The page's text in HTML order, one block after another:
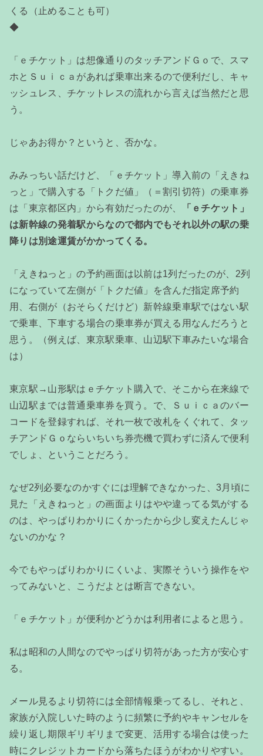
くる（止めることも可）
◆
「ｅチケット」は想像通りのタッチアンドＧｏで、スマ
ホとＳｕｉｃａがあれば乗車出来るので便利だし、キャ
ッシュレス、チケットレスの流れから言えば当然だと思
う。
じゃあお得か？というと、否かな。
みみっちい話だけど、「ｅチケット」導入前の「えきね
っと」で購入する「トクだ値」（＝割引切符）の乗車券
は「東京都区内」から有効だったのが、
「ｅチケット」
は新幹線の発着駅からなので都内でもそれ以外の駅の乗
降りは別途運賃がかかってくる。
「えきねっと」の予約画面は以前は1列だったのが、2列
になっていて左側が「トクだ値」を含んだ指定席予約
用、右側が（おそらくだけど）新幹線乗車駅ではない駅
で乗車、下車する場合の乗車券が買える用なんだろうと
思う。（例えば、東京駅乗車、山辺駅下車みたいな場合
は）
東京駅→山形駅はｅチケット購入で、そこから在来線で
山辺駅までは普通乗車券を買う。で、Ｓｕｉｃａのバー
コードを登録すれば、それ一枚で改札をくぐれて、タッ
チアンドＧｏならいちいち券売機で買わずに済んで便利
でしょ、ということだろう。
なぜ2列必要なのかすぐには理解できなかった、3月頃に
見た「えきねっと」の画面よりはやや違ってる気がする
のは、やっぱりわかりにくかったから少し変えたんじゃ
ないのかな？
今でもやっぱりわかりにくいよ、実際そういう操作をや
ってみないと、こうだよとは断言できない。
「ｅチケット」が便利かどうかは利用者によると思う。
私は昭和の人間なのでやっぱり切符があった方が安心す
る。
メール見るより切符には全部情報乗ってるし、それと、
家族が入院しいた時のように頻繁に予約やキャンセルを
繰り返し期限ギリギリまで変更、活用する場合は使った
時にクレジットカードから落ちたほうがわかりやすい。